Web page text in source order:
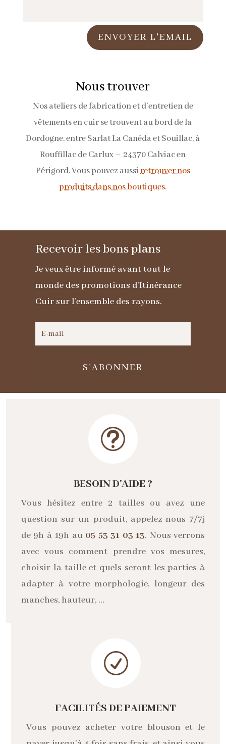
ENVOYER L'EMAIL
Nous trouver
Nos ateliers de fabrication et d’entretien de
vêtements en cuir se trouvent au bord de la
Dordogne, entre Sarlat La Canéda et Souillac, à
Rouffillac de Carlux – 24370 Calviac en
Périgord. Vous pouvez aussiretrouver nos
produits dans nos boutiques.
Recevoir les bons plans
Je veux être informé avant tout le
monde des promotions d'Itinérance
Cuir sur l'ensemble des rayons.
S'ABONNER
t
BESOIN D'AIDE ?
Vous hésitez entre 2 tailles ou avez une
question sur un produit, appelez-nous 7/7j
de 9h à 19h au 05 53 31 03 13. Nous verrons
avec vous comment prendre vos mesures,
choisir la taille et quels seront les parties à
adapter à votre morphologie, longeur des
manches, hauteur, …
R
FACILITÉS DE PAIEMENT
Vous pouvez acheter votre blouson et le